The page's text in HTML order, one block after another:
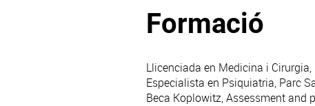
Formació
Llicenciada en Medicina i
Especialista en Psiquiatria, Parc
Beca Koplowitz, Assessment and